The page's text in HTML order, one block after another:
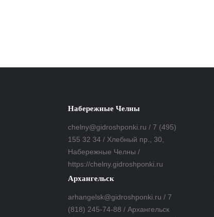
Набережные Челны
chelny@gidroshponki.ru / 7 (495)
155 32 34 / Хлебный пр., 30,
Набережные Челны /
https://chelny.gidroshponki.ru
Архангельск
arhangelsk@gidroshponki.ru / 7
(818) 245-74-88 / Архангельск